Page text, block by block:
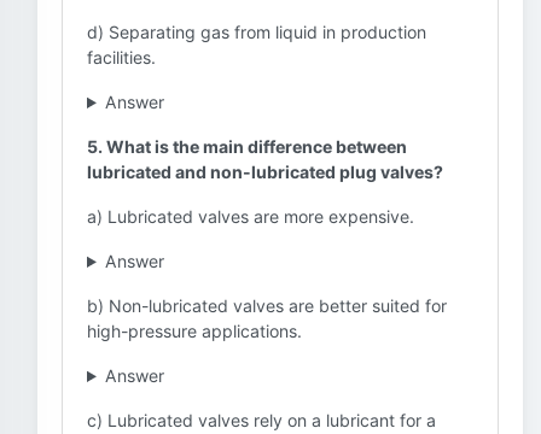
d) Separating gas from liquid in production
facilities.
Answer
5. What is the main difference between
lubricated and non-lubricated plug valves?
a) Lubricated valves are more expensive.
Answer
b) Non-lubricated valves are better suited for
high-pressure applications.
Answer
c) Lubricated valves rely on a lubricant for a